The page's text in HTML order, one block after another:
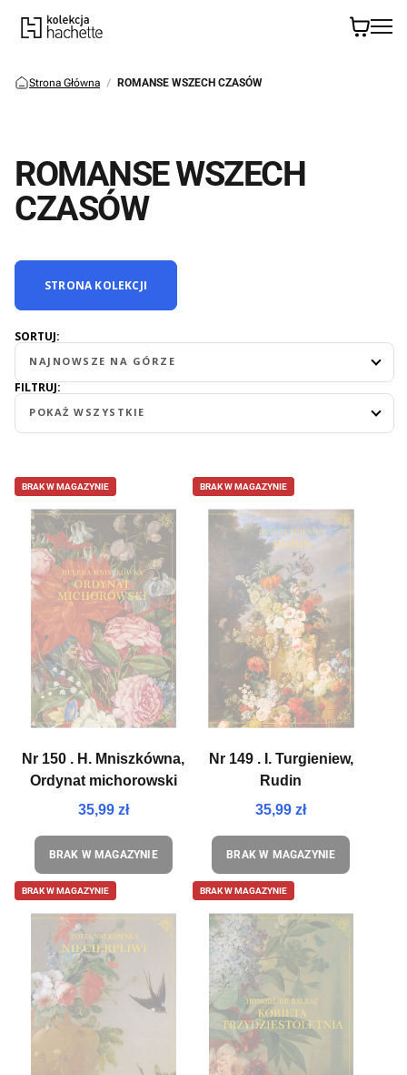
Strona Główna ROMANSE WSZECH CZASÓW
ROMANSE WSZECH
CZASÓW
STRONA KOLEKCJI
SORTUJ:
NAJNOWSZE NA GÓRZE
FILTRUJ:
POKAŻ WSZYSTKIE
BRAK W MAGAZYNIE
Nr 150 . H. Mniszkówna,
Ordynat michorowski
35,99 zł
BRAK W MAGAZYNIE
BRAK W MAGAZYNIE
Nr 149 . I. Turgieniew,
Rudin
35,99 zł
BRAK W MAGAZYNIE
BRAK W MAGAZYNIE BRAK W MAGAZYNIE